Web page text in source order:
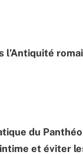
l’Antiquité
du
et éviter